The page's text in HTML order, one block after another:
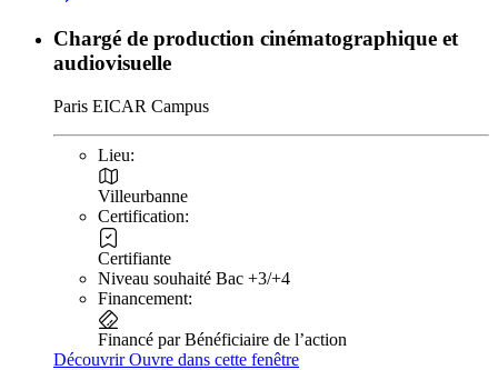
Chargé de production cinématographique et
audiovisuelle
Paris EICAR Campus
Lieu:
Villeurbanne
Certification:
Certifiante
Niveau souhaité Bac +3/+4
Financement:
Financé par Bénéficiaire de l’action
DécouvrirOuvre dans cette fenêtre